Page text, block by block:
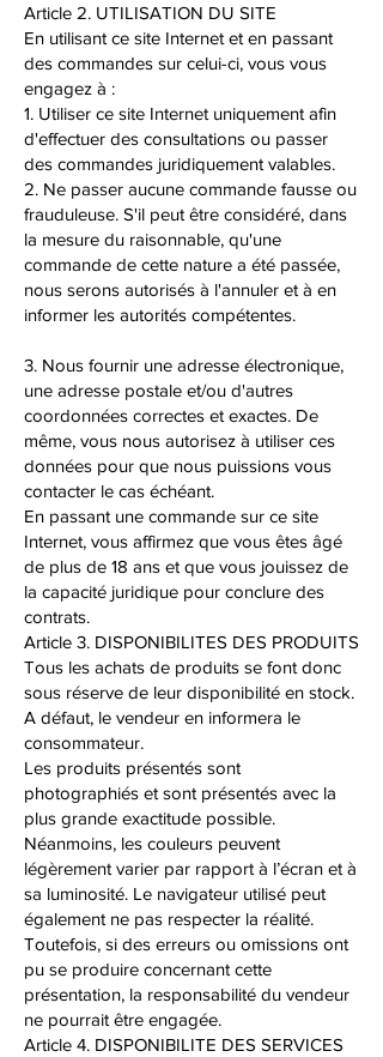
Article 2. UTILISATION DU SITE
En utilisant ce site Internet et en passant
des commandes sur celui-ci, vous vous
engagez à :
1. Utiliser ce site Internet uniquement afin
d'effectuer des consultations ou passer
des commandes juridiquement valables.
2. Ne passer aucune commande fausse ou
frauduleuse. S'il peut être considéré, dans
la mesure du raisonnable, qu'une
commande de cette nature a été passée,
nous serons autorisés à l'annuler et à en
informer les autorités compétentes.
3. Nous fournir une adresse électronique,
une adresse postale et/ou d'autres
coordonnées correctes et exactes. De
même, vous nous autorisez à utiliser ces
données pour que nous puissions vous
contacter le cas échéant.
En passant une commande sur ce site
Internet, vous affirmez que vous êtes âgé
de plus de 18 ans et que vous jouissez de
la capacité juridique pour conclure des
contrats.
Article 3. DISPONIBILITES DES PRODUITS
Tous les achats de produits se font donc
sous réserve de leur disponibilité en stock.
A défaut, le vendeur en informera le
consommateur.
Les produits présentés sont
photographiés et sont présentés avec la
plus grande exactitude possible.
Néanmoins, les couleurs peuvent
légèrement varier par rapport à l’écran et à
sa luminosité. Le navigateur utilisé peut
également ne pas respecter la réalité.
Toutefois, si des erreurs ou omissions ont
pu se produire concernant cette
présentation, la responsabilité du vendeur
ne pourrait être engagée.
Article 4. DISPONIBILITE DES SERVICES